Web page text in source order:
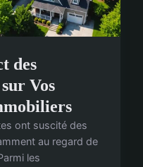
des
Vos
ont suscité des
au regard de
les